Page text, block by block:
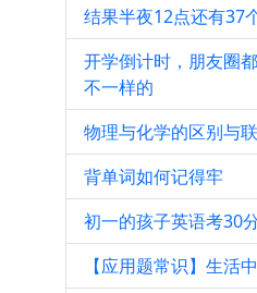
结果半夜12点还有37
开学倒计时，朋友圈
不一样的
物理与化学的区别与
背单词如何记得牢
初一的孩子英语考30
【应用题常识】生活